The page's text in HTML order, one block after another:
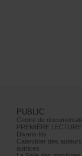
PUBLIC
PREMIÈRELECTURE
Divans-lits
autrices